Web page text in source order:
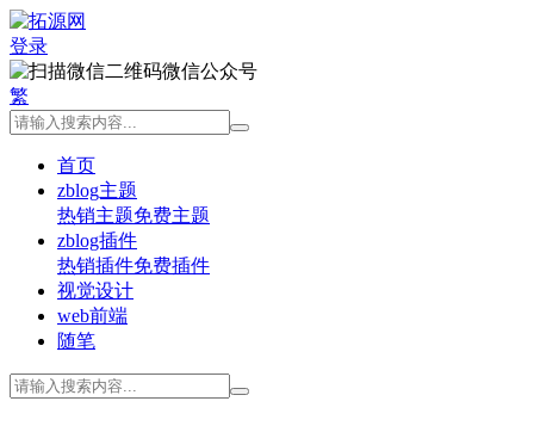
登录
微信公众号
繁
首页
zblog主题
热销主题免费主题
zblog插件
热销插件免费插件
视觉设计
web前端
随笔